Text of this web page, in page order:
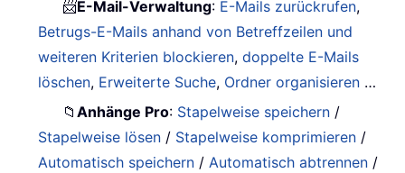
📨E-Mail-Verwaltung: E-Mails zurückrufen,
Betrugs-E-Mails anhand von Betreffzeilen und
weiteren Kriterien blockieren,doppelte E-Mails
löschen, Erweiterte Suche, Ordner organisieren …
📁Anhänge Pro: Stapelweise speichern /
Stapelweise lösen / Stapelweise komprimieren /
Automatisch speichern /Automatisch abtrennen /